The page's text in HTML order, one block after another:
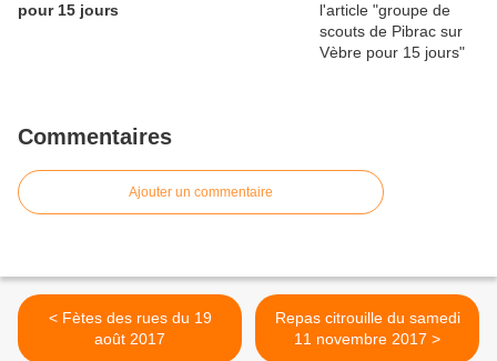
pour 15 jours
Commentaires
Ajouter un commentaire
< Fètes des rues du 19
août 2017
Repas citrouille du samedi
11 novembre 2017 >